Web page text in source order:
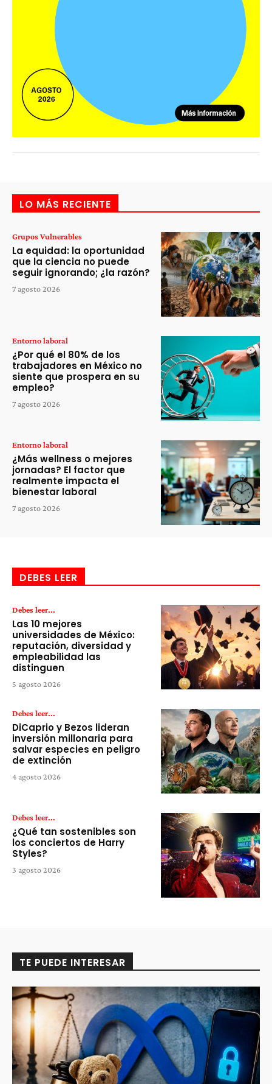
LO MÁS RECIENTE
Grupos Vulnerables
La equidad: la oportunidad
que la ciencia no puede
seguir ignorando; ¿la razón?
7 agosto 2026
Entorno laboral
¿Por qué el 80% de los
trabajadores en México no
siente que prospera en su
empleo?
7 agosto 2026
Entorno laboral
¿Más wellness o mejores
jornadas? El factor que
realmente impacta el
bienestar laboral
7 agosto 2026
DEBES LEER
Debes leer...
Las 10 mejores
universidades de México:
reputación, diversidad y
empleabilidad las
distinguen
5 agosto 2026
Debes leer...
DiCaprio y Bezos lideran
inversión millonaria para
salvar especies en peligro
de extinción
4 agosto 2026
Debes leer...
¿Qué tan sostenibles son
los conciertos de Harry
Styles?
3 agosto 2026
TE PUEDE INTERESAR